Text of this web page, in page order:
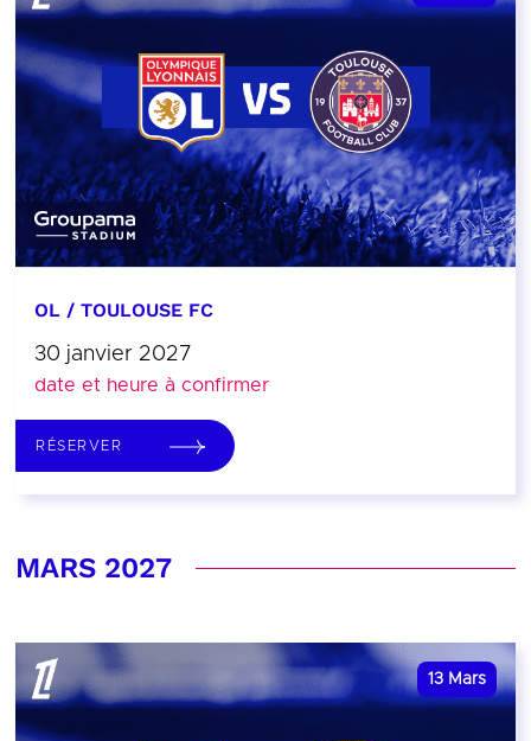
OL / TOULOUSE FC
30 janvier 2027
date et heure à confirmer
RÉSERVER
MARS 2027
13 Mars